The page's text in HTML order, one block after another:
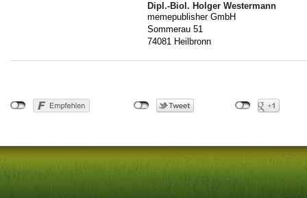
Dipl.-Biol. Holger Westermann
memepublisher GmbH
Sommerau 51
74081 Heilbronn